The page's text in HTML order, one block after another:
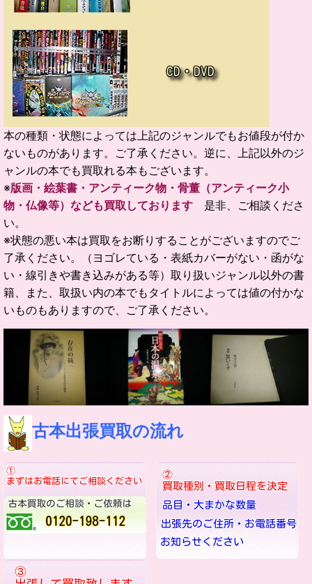
本の種類・状態によっては上記のジャンルでもお値段が付か
ないものがあります。ご了承ください。逆に、上記以外のジ
ャンルの本でも買取れる本もございます。
※版画・絵葉書・アンティーク物・骨董（アンティーク小
物・仏像等）なども買取しております 是非、ご相談くださ
い。
※状態の悪い本は買取をお断りすることがございますのでご
了承ください。（ヨゴレている・表紙カバーがない・函がな
い・線引きや書き込みがある等）取り扱いジャンル以外の書
籍、また、取扱い内の本でもタイトルによっては値の付かな
いものもありますので、ご了承ください。
古本出張買取の流れ